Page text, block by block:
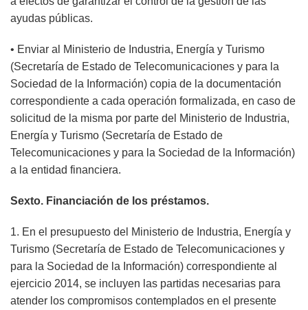
ayudas públicas.
• Enviar al Ministerio de Industria, Energía y Turismo
(Secretaría de Estado de Telecomunicaciones y para la
Sociedad de la Información) copia de la documentación
correspondiente a cada operación formalizada, en caso de
solicitud de la misma por parte del Ministerio de Industria,
Energía y Turismo (Secretaría de Estado de
Telecomunicaciones y para la Sociedad de la Información)
a la entidad financiera.
Sexto. Financiación de los préstamos.
1. En el presupuesto del Ministerio de Industria, Energía y
Turismo (Secretaría de Estado de Telecomunicaciones y
para la Sociedad de la Información) correspondiente al
ejercicio 2014, se incluyen las partidas necesarias para
atender los compromisos contemplados en el presente